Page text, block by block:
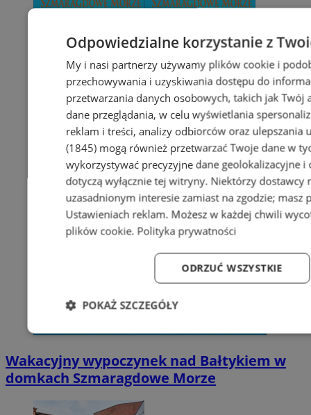
Wakacyjny wypoczynek nad Bałtykiem w
domkach Szmaragdowe Morze
Odpowiedzialne korzystanie z
My i nasi partnerzy używamy plików cookie i
przechowywania i uzyskiwania dostępu do
przetwarzania danych osobowych, takich jak
dane przeglądania, w celu wyświetlania
reklam i treści, analizy odbiorców oraz ulepszania
(1845)mogą również przetwarzać Twoje dane w
wykorzystywać precyzyjne dane geolokalizacyjne
dotyczą wyłącznie tej witryny. Niektórzy dostawcy
uzasadnionym interesie zamiast na zgodzie; masz
Ustawieniach reklam. Możesz w każdej chwili
plików cookie. Polityka prywatności
ODRZUĆ WSZYSTKIE
POKAŻ SZCZEGÓŁY
Niezbędne Wydajność Targetowanie